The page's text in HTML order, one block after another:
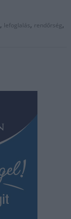
, lefoglalás, rendőrség,